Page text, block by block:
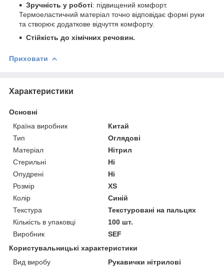
Зручність у роботі: підвищений комфорт.
Термоеластичний матеріал точно відповідає формі руки
та створює додаткове відчуття комфорту.
Стійкість до хімічних речовин.
Приховати
Характеристики
Основні
Країна виробник
Китай
Тип
Оглядові
Матеріал
Нітрил
Стерильні
Ні
Опудрені
Ні
Розмір
XS
Колір
Синій
Текстура
Текстуровані на пальцях
Кількість в упаковці
100 шт.
Виробник
SEF
Користувальницькі характеристики
Вид виробу
Рукавички нітрилові